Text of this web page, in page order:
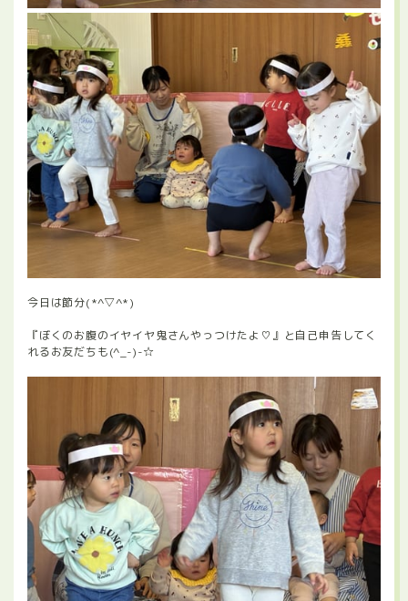
今日は節分(*^▽^*)
『ぼくのお腹のイヤイヤ鬼さんやっつけたよ♡』と自己申告してく
れるお友だちも(^_-)-☆